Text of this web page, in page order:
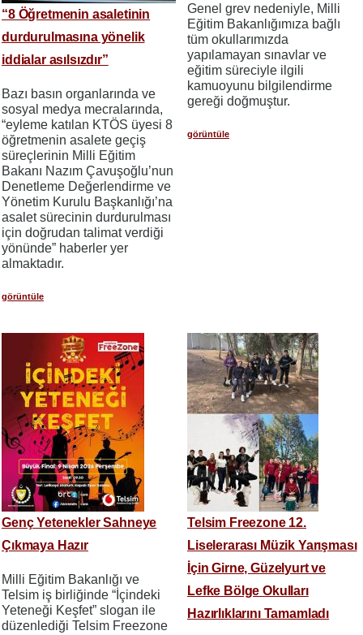
“8 Öğretmenin asaletinin
durdurulmasına yönelik
iddialar asılsızdır”
Bazı basın organlarında ve
sosyal medya mecralarında,
“eyleme katılan KTÖS üyesi 8
öğretmenin asalete geçiş
süreçlerinin Milli Eğitim
Bakanı Nazım Çavuşoğlu’nun
Denetleme Değerlendirme ve
Yönetim Kurulu Başkanlığı’na
asalet sürecinin durdurulması
için doğrudan talimat verdiği
yönünde” haberler yer
almaktadır.
görüntüle
Genel grev nedeniyle, Milli
Eğitim Bakanlığımıza bağlı
tüm okullarımızda
yapılamayan sınavlar ve
eğitim süreciyle ilgili
kamuoyunu bilgilendirme
gereği doğmuştur.
görüntüle
Genç Yetenekler Sahneye
Çıkmaya Hazır
Milli Eğitim Bakanlığı ve
Telsim iş birliğinde “İçindeki
Yeteneği Keşfet” slogan ile
düzenlediği Telsim Freezone
Telsim Freezone 12.
Liselerarası Müzik Yarışması
İçin Girne, Güzelyurt ve
Lefke Bölge Okulları
Hazırlıklarını Tamamladı